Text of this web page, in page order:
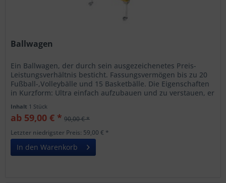
Ballwagen
Ein Ballwagen, der durch sein ausgezeichenetes Preis-
Leistungsverhältnis besticht. Fassungsvermögen bis zu 20
Fußball-,Volleybälle und 15 Basketbälle. Die Eigenschaften
in Kurzform: Ultra einfach aufzubauen und zu verstauen, er
Inhalt 1 Stück
ab 59,00 € * 90,00 € *
Letzter niedrigster Preis: 59,00 € *
In den Warenkorb